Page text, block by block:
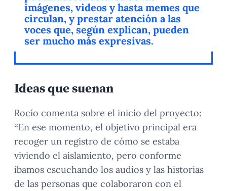
imágenes, videos y hasta memes que
circulan, y prestar atención a las
voces que, según explican, pueden
ser mucho más expresivas.
Ideas que suenan
Rocío comenta sobre el inicio del proyecto:
“En ese momento, el objetivo principal era
recoger un registro de cómo se estaba
viviendo el aislamiento, pero conforme
íbamos escuchando los audios y las historias
de las personas que colaboraron con el